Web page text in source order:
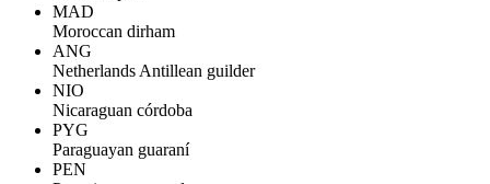
MAD
Moroccan dirham
ANG
Netherlands Antillean guilder
NIO
Nicaraguan córdoba
PYG
Paraguayan guaraní
PEN